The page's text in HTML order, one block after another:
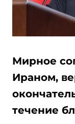
Мирное
Ираном,
течение